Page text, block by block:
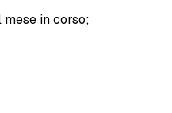
in corso;